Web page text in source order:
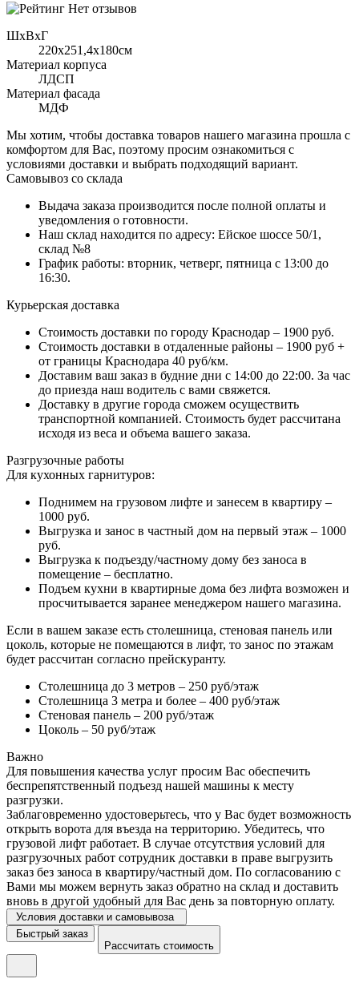
Нет отзывов
ШхВхГ
220x251,4х180см
Материал корпуса
ЛДСП
Материал фасада
МДФ
Мы хотим, чтобы доставка товаров нашего магазина прошла с
комфортом для Вас, поэтому просим ознакомиться с
условиями доставки и выбрать подходящий вариант.
Самовывоз со склада
Выдача заказа производится после полной оплаты и
уведомления о готовности.
Наш склад находится по адресу: Ейское шоссе 50/1,
склад №8
График работы: вторник, четверг, пятница с 13:00 до
16:30.
Курьерская доставка
Стоимость доставки по городу Краснодар – 1900 руб.
Стоимость доставки в отдаленные районы – 1900 руб +
от границы Краснодара 40 руб/км.
Доставим ваш заказ в будние дни с 14:00 до 22:00. За час
до приезда наш водитель с вами свяжется.
Доставку в другие города сможем осуществить
транспортной компанией. Стоимость будет рассчитана
исходя из веса и объема вашего заказа.
Разгрузочные работы
Для кухонных гарнитуров:
Поднимем на грузовом лифте и занесем в квартиру –
1000 руб.
Выгрузка и занос в частный дом на первый этаж – 1000
руб.
Выгрузка к подъезду/частному дому без заноса в
помещение – бесплатно.
Подъем кухни в квартирные дома без лифта возможен и
просчитывается заранее менеджером нашего магазина.
Если в вашем заказе есть столешница, стеновая панель или
цоколь, которые не помещаются в лифт, то занос по этажам
будет рассчитан согласно прейскуранту.
Столешница до 3 метров – 250 руб/этаж
Столешница 3 метра и более – 400 руб/этаж
Стеновая панель – 200 руб/этаж
Цоколь – 50 руб/этаж
Важно
Для повышения качества услуг просим Вас обеспечить
беспрепятственный подъезд нашей машины к месту
разгрузки.
Заблаговременно удостоверьтесь, что у Вас будет возможность
открыть ворота для въезда на территорию. Убедитесь, что
грузовой лифт работает. В случае отсутствия условий для
разгрузочных работ сотрудник доставки в праве выгрузить
заказ без заноса в квартиру/частный дом. По согласованию с
Вами мы можем вернуть заказ обратно на склад и доставить
вновь в другой удобный для Вас день за повторную оплату.
Условия доставки и самовывоза
Быстрый заказ
Рассчитать стоимость